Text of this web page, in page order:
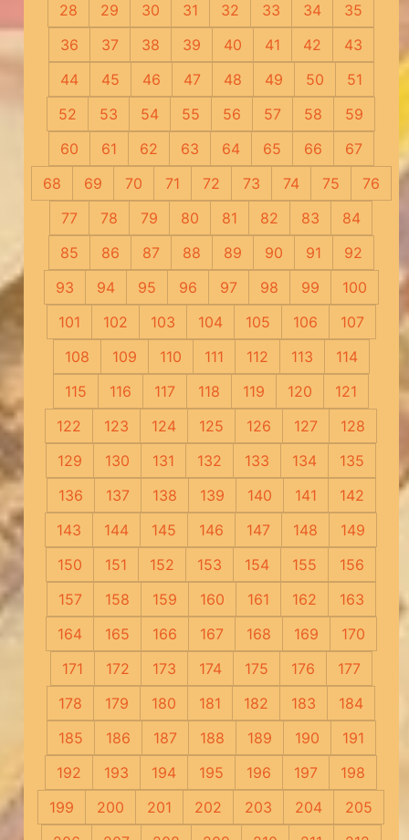
28
29 30 31 32 33 34
35
36
37 38 39 40 41 42
43
44
45 46 47 48 49 50
51
52
53 54 55 56 57 58
59
60
61 62 63 64 65 66
67
68
69 70 71 72 73 74 75
76
77
78 79 80 81 82 83
84
85
86 87 88 89 90 91
92
93
94 95 96 97 98 99
100
101
102 103 104 105 106
107
108
109 110 111 112 113
114
115
116 117 118 119 120
121
122
123 124 125 126 127
128
129
130 131 132 133 134
135
136
137 138 139 140 141
142
143
144 145 146 147 148
149
150
151 152 153 154 155
156
157
158 159 160 161 162
163
164
165 166 167 168 169
170
171
172 173 174 175 176
177
178
179 180 181 182 183
184
185
186 187 188 189 190
191
192
193 194 195 196 197
198
199
200 201 202 203 204
205